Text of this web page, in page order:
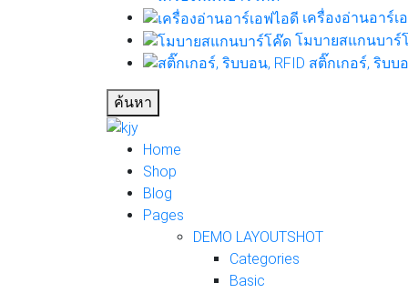
เครื่องอ่านอาร์เ
โมบายสแกนบาร์
สติ๊กเกอร์, ริบบ
ค้นหา
Home
Shop
Blog
Pages
DEMO LAYOUTSHOT
Categories
Basic